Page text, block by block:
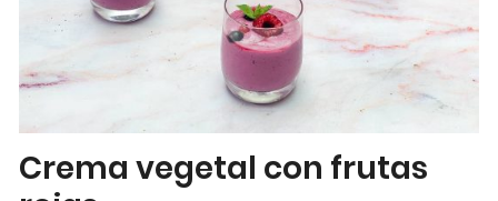
Crema vegetal con frutas